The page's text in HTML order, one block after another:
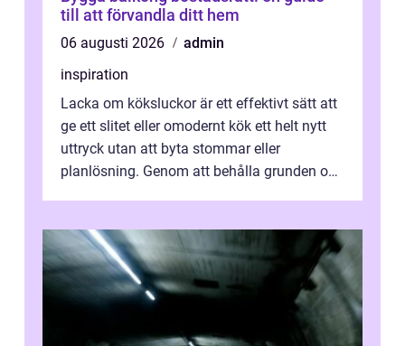
till att förvandla ditt hem
06 augusti 2026
admin
inspiration
Lacka om köksluckor är ett effektivt sätt att
ge ett slitet eller omodernt kök ett helt nytt
uttryck utan att byta stommar eller
planlösning. Genom att behålla grunden och